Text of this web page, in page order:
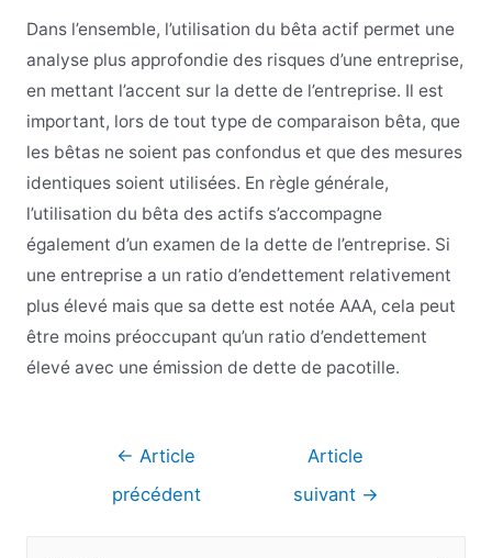
Dans l’ensemble, l’utilisation du bêta actif permet une
analyse plus approfondie des risques d’une entreprise,
en mettant l’accent sur la dette de l’entreprise. Il est
important, lors de tout type de comparaison bêta, que
les bêtas ne soient pas confondus et que des mesures
identiques soient utilisées. En règle générale,
l’utilisation du bêta des actifs s’accompagne
également d’un examen de la dette de l’entreprise. Si
une entreprise a un ratio d’endettement relativement
plus élevé mais que sa dette est notée AAA, cela peut
être moins préoccupant qu’un ratio d’endettement
élevé avec une émission de dette de pacotille.
Navigation
l’article
← Article
précédent
Article
suivant →